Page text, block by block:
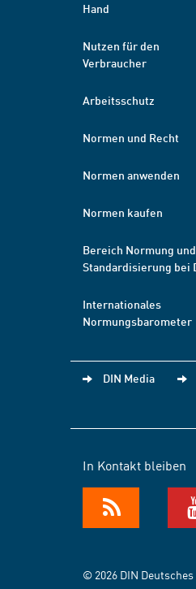
Hand
Nutzen für den
Verbraucher
Arbeitsschutz
Normen und Recht
Normen anwenden
Normen kaufen
Bereich Normung und
Standardisierung bei
Internationales
Normungsbarometer
DIN Media
In Kontakt bleiben
© 2026 DIN